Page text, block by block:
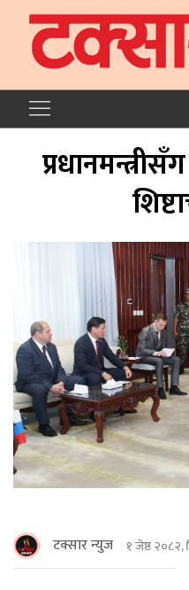
टक्सार न्युज १ जेष्ठ २०८२,